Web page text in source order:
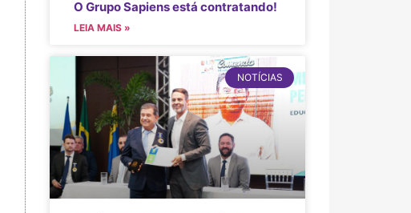
O Grupo Sapiens está contratando!
LEIA MAIS »
NOTÍCIAS